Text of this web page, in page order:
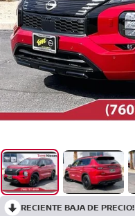
RECIENTE BAJA DE PRECIO!